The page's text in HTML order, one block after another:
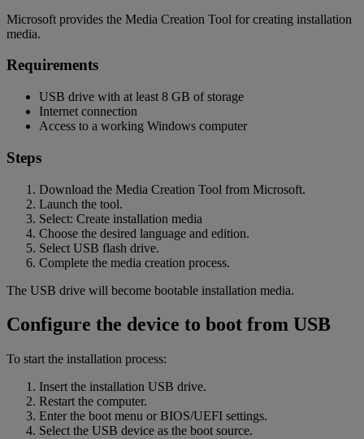
Microsoft provides the Media Creation Tool for creating installation
media.
Requirements
USB drive with at least 8 GB of storage
Internet connection
Access to a working Windows computer
Steps
Download the Media Creation Tool from Microsoft.
Launch the tool.
Select: Create installation media
Choose the desired language and edition.
Select USB flash drive.
Complete the media creation process.
The USB drive will become bootable installation media.
Configure the device to boot from USB
To start the installation process:
Insert the installation USB drive.
Restart the computer.
Enter the boot menu or BIOS/UEFI settings.
Select the USB device as the boot source.